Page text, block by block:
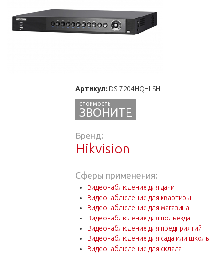
Артикул: DS-7204HQHI-SH
ЗВОНИТЕ
Бренд:
Hikvision
Сферы применения:
Видеонаблюдение для дачи
Видеонаблюдение для квартиры
Видеонаблюдение для магазина
Видеонаблюдение для подъезда
Видеонаблюдение для предприятий
Видеонаблюдение для сада или школы
Видеонаблюдение для склада